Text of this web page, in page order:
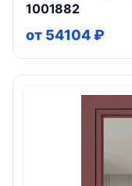
1001882
от 54104 ₽